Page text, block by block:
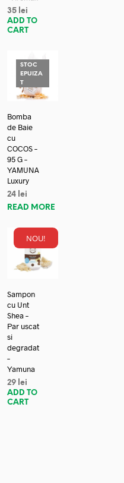
35 lei
ADD TO
CART
STOC
EPUIZA
T
Bomba
de Baie
cu
COCOS –
95 G –
YAMUNA
Luxury
24 lei
READ MORE
NOU!
Sampon
cu Unt
Shea –
Par uscat
si
degradat
–
Yamuna
29 lei
ADD TO
CART